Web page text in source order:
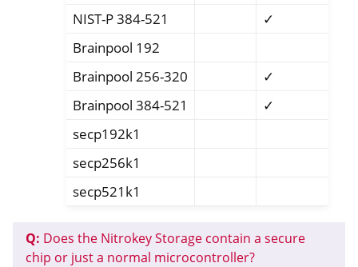
NIST-P 384-521
✓
Brainpool 192
Brainpool 256-320
✓
Brainpool 384-521
✓
secp192k1
secp256k1
secp521k1
Q: Does the Nitrokey Storage contain a secure
chip or just a normal microcontroller?